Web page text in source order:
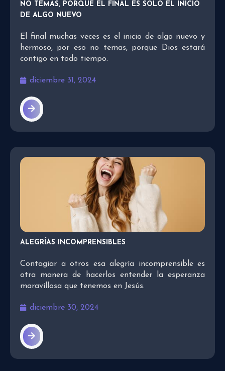
NO TEMAS, PORQUE EL FINAL ES SOLO EL INICIO
DE ALGO NUEVO
El final muchas veces es el inicio de algo nuevo y
hermoso, por eso no temas, porque Dios estará
contigo en todo tiempo.
diciembre 31, 2024
ALEGRÍAS INCOMPRENSIBLES
Contagiar a otros esa alegría incomprensible es
otra manera de hacerlos entender la esperanza
maravillosa que tenemos en Jesús.
diciembre 30, 2024